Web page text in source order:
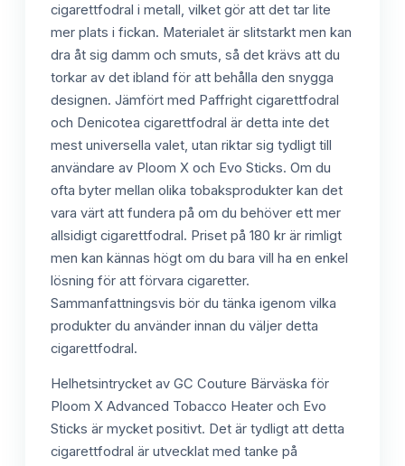
cigarettfodral i metall, vilket gör att det tar lite
mer plats i fickan. Materialet är slitstarkt men kan
dra åt sig damm och smuts, så det krävs att du
torkar av det ibland för att behålla den snygga
designen. Jämfört med Paffright cigarettfodral
och Denicotea cigarettfodral är detta inte det
mest universella valet, utan riktar sig tydligt till
användare av Ploom X och Evo Sticks. Om du
ofta byter mellan olika tobaksprodukter kan det
vara värt att fundera på om du behöver ett mer
allsidigt cigarettfodral. Priset på 180 kr är rimligt
men kan kännas högt om du bara vill ha en enkel
lösning för att förvara cigaretter.
Sammanfattningsvis bör du tänka igenom vilka
produkter du använder innan du väljer detta
cigarettfodral.
Helhetsintrycket av GC Couture Bärväska för
Ploom X Advanced Tobacco Heater och Evo
Sticks är mycket positivt. Det är tydligt att detta
cigarettfodral är utvecklat med tanke på